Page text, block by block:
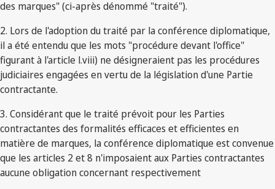
des marques" (ci-après dénommé "traité").
2. Lors de l'adoption du traité par la conférence diplomatique,
il a été entendu que les mots "procédure devant l'office"
figurant à l'article l.viii) ne désigneraient pas les procédures
judiciaires engagées en vertu de la législation d'une Partie
contractante.
3. Considérant que le traité prévoit pour les Parties
contractantes des formalités efficaces et efficientes en
matière de marques, la conférence diplomatique est convenue
que les articles 2 et 8 n'imposaient aux Parties contractantes
aucune obligation concernant respectivement